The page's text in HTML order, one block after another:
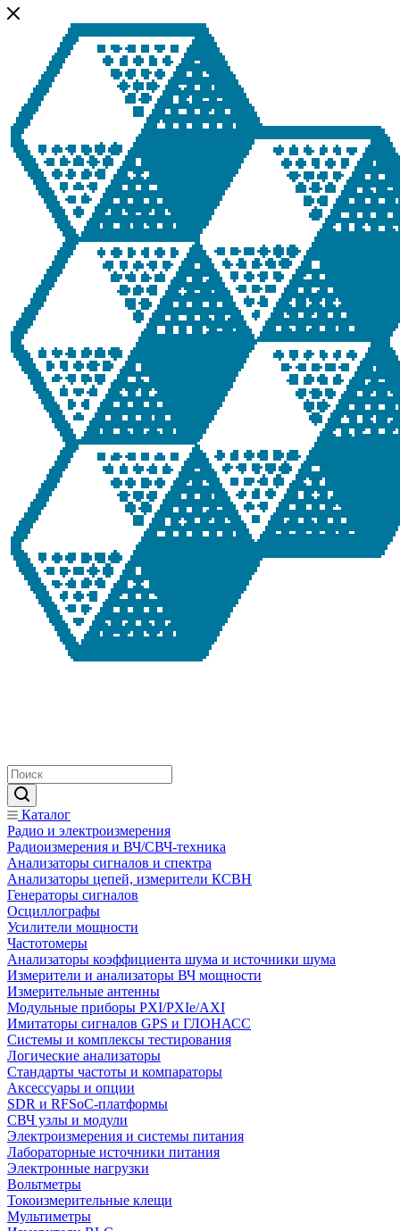
Каталог
Радио и электроизмерения
Радиоизмерения и ВЧ/СВЧ-техника
Анализаторы сигналов и спектра
Анализаторы цепей, измерители КСВН
Генераторы сигналов
Осциллографы
Усилители мощности
Частотомеры
Анализаторы коэффициента шума и источники шума
Измерители и анализаторы ВЧ мощности
Измерительные антенны
Модульные приборы PXI/PXIe/AXI
Имитаторы сигналов GPS и ГЛОНАСС
Системы и комплексы тестирования
Логические анализаторы
Стандарты частоты и компараторы
Аксессуары и опции
SDR и RFSoC‑платформы
СВЧ узлы и модули
Электроизмерения и системы питания
Лабораторные источники питания
Электронные нагрузки
Вольтметры
Токоизмерительные клещи
Мультиметры